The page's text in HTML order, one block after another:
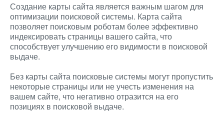
Создание карты сайта является важным шагом для
оптимизации поисковой системы. Карта сайта
позволяет поисковым роботам более эффективно
индексировать страницы вашего сайта, что
способствует улучшению его видимости в поисковой
выдаче.
Без карты сайта поисковые системы могут пропустить
некоторые страницы или не учесть изменения на
вашем сайте, что негативно отразится на его
позициях в поисковой выдаче.